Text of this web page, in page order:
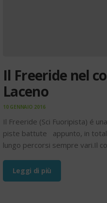
Il Freeride nel
Laceno
10 GENNAIO 2016
Il Freeride (Sci Fuoripista) é
piste battute appunto, in
lungo percorsi sempre vari.Il
Leggi di più